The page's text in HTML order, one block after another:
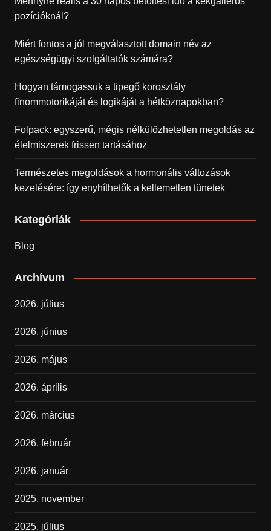
pozícióknál?
Miért fontos a jól megválasztott domain név az
egészségügyi szolgáltatók számára?
Hogyan támogassuk a tipegő korosztály
finommotorikáját és logikáját a hétköznapokban?
Folpack: egyszerű, mégis nélkülözhetetlen megoldás az
élelmiszerek frissen tartásához
Természetes megoldások a hormonális változások
kezelésére: így enyhíthetők a kellemetlen tünetek
Kategóriák
Blog
Archívum
2026. július
2026. június
2026. május
2026. április
2026. március
2026. február
2026. január
2025. november
2025. július